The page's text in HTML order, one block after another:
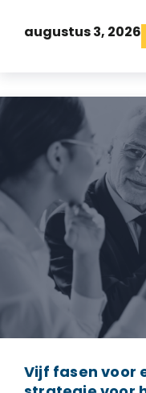
augustus 3, 2026
Vijf fasen voor